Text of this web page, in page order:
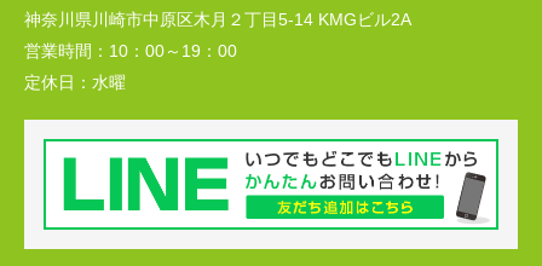
神奈川県川崎市中原区木月２丁目5-14 KMGビル2A
営業時間： 10：00～19：00
定休日： 水曜